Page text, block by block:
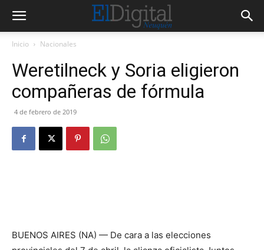
Inicio Nacionales
Weretilneck y Soria eligieron
compañeras de fórmula
4 de febrero de 2019
BUENOS AIRES (NA) — De cara a las elecciones